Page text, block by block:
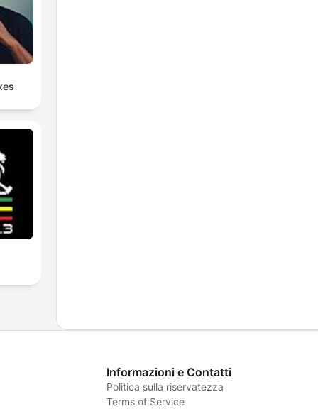
Informazioni e Contatti
Politica sulla riservatezza
Terms of Service